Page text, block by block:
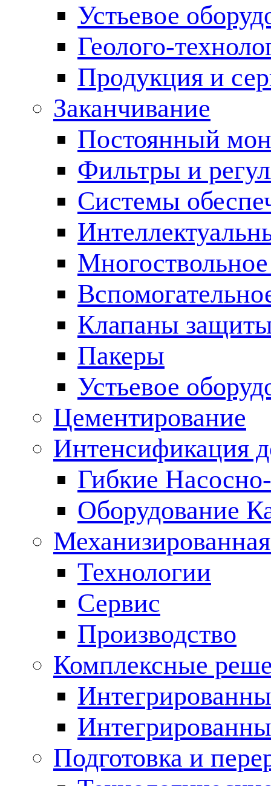
Устьевое
Геолого-
Продукция и
Заканчивание
Постоянный
Фильтры и
Cистемы
Клапаны
Пакеры
Устьевое
Цементирование
Интенсификация
Гибкие
Оборудование
Технологии
Сервис
Производство
Комплексные
Подготовка и